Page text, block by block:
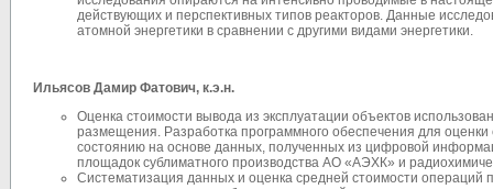
действующих и перспективных типов реакторов. Данные
атомной энергетики в сравнении с другими видами энергетики.
Ильясов Дамир Фатович, к.э.н.
Оценка стоимости вывода из эксплуатации объектов
размещения. Разработка программного обеспечения для
состоянию на основе данных, полученных из цифровой
площадок сублиматного производства АО «АЭХК» и
Систематизация данных и оценка средней стоимости